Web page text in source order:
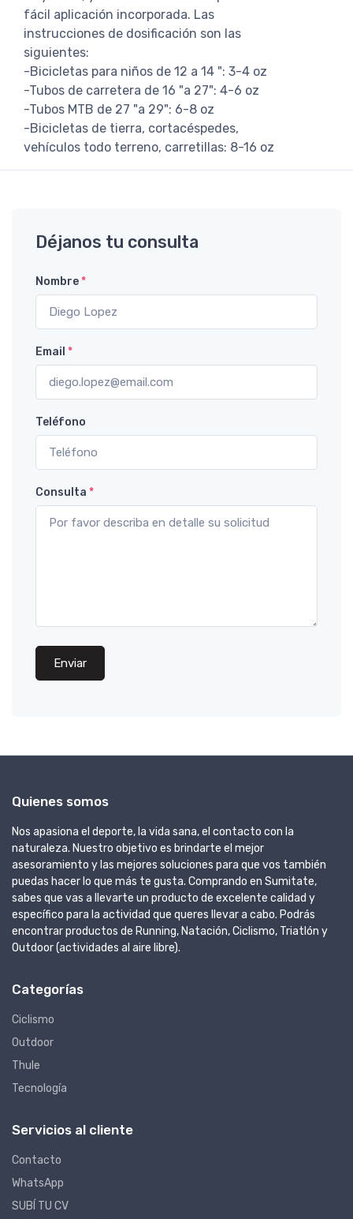
fácil aplicación incorporada. Las
instrucciones de dosificación son las
siguientes:
-Bicicletas para niños de 12 a 14 ": 3-4 oz
-Tubos de carretera de 16 "a 27": 4-6 oz
-Tubos MTB de 27 "a 29": 6-8 oz
-Bicicletas de tierra, cortacéspedes,
vehículos todo terreno, carretillas: 8-16 oz
Déjanos tu consulta
Nombre*
Email *
Teléfono
Consulta *
Enviar
Quienes somos
Nos apasiona el deporte, la vida sana, el contacto con la
naturaleza. Nuestro objetivo es brindarte el mejor
asesoramiento y las mejores soluciones para que vos también
puedas hacer lo que más te gusta. Comprando en Sumitate,
sabes que vas a llevarte un producto de excelente calidad y
específico para la actividad que queres llevar a cabo. Podrás
encontrar productos de Running, Natación, Ciclismo, Triatlón y
Outdoor (actividades al aire libre).
Categorías
Ciclismo
Outdoor
Thule
Tecnología
Servicios al cliente
Contacto
WhatsApp
SUBÍ TU CV